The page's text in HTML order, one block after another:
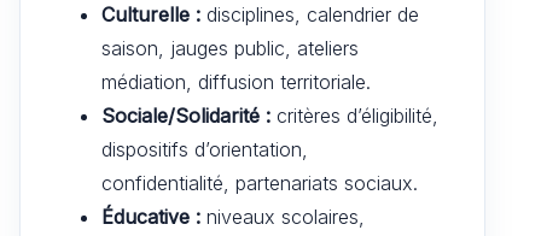
Culturelle : disciplines, calendrier de
saison, jauges public, ateliers
médiation, diffusion territoriale.
Sociale/Solidarité : critères d’éligibilité,
dispositifs d’orientation,
confidentialité, partenariats sociaux.
Éducative : niveaux scolaires,